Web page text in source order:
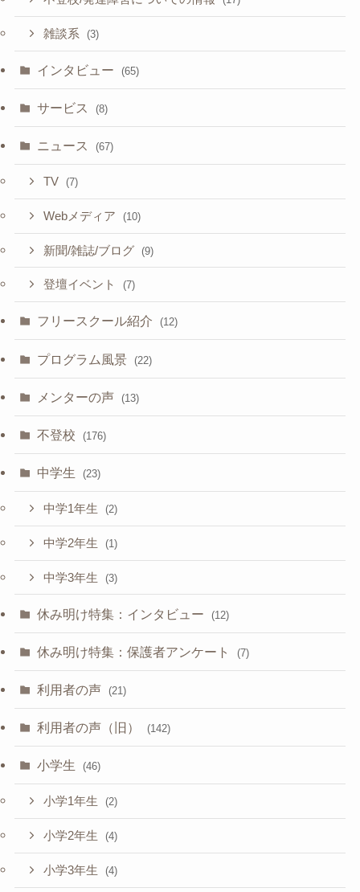
雑談系 (3)
インタビュー (65)
サービス (8)
ニュース (67)
TV (7)
Webメディア (10)
新聞/雑誌/ブログ (9)
登壇イベント (7)
フリースクール紹介 (12)
プログラム風景 (22)
メンターの声 (13)
不登校 (176)
中学生 (23)
中学1年生 (2)
中学2年生 (1)
中学3年生 (3)
休み明け特集：インタビュー (12)
休み明け特集：保護者アンケート (7)
利用者の声 (21)
利用者の声（旧） (142)
小学生 (46)
小学1年生 (2)
小学2年生 (4)
小学3年生 (4)